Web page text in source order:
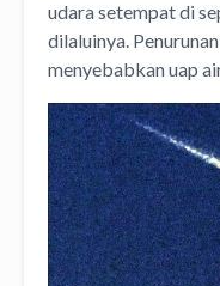
udara setempat di
dilaluinya.
menyebabkan uap